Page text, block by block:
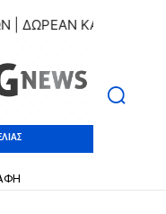
ΚΑΤΑΧΩΡΗΣΗ